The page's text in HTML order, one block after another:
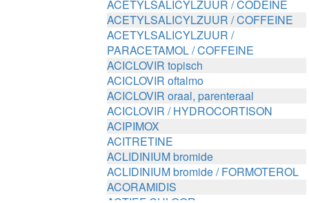
ACETYLSALICYLZUUR / CODEINE
ACETYLSALICYLZUUR / COFFEINE
ACETYLSALICYLZUUR /
PARACETAMOL / COFFEINE
ACICLOVIR topisch
ACICLOVIR oftalmo
ACICLOVIR oraal, parenteraal
ACICLOVIR / HYDROCORTISON
ACIPIMOX
ACITRETINE
ACLIDINIUM bromide
ACLIDINIUM bromide / FORMOTEROL
ACORAMIDIS